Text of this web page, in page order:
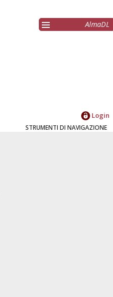
AlmaDL
Login
STRUMENTI DI NAVIGAZIONE